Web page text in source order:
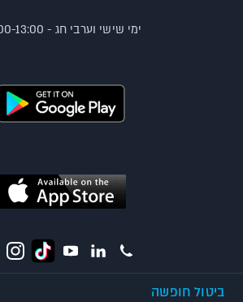
ימי שישי וערבי חג - 09:00-13:00
ביטול חופשה